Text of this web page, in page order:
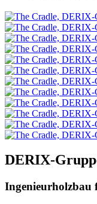
DERIX-
Ingenieurholzbau